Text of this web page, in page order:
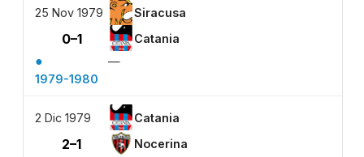
25 Nov 1979 Siracusa
0–1 Catania
●
—
1979-1980
2 Dic 1979 Catania
2–1 Nocerina